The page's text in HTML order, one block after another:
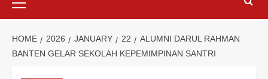
Menu
HOME 2026 JANUARY 22
ALUMNI DARUL RAHMAN
BANTEN GELAR SEKOLAH KEPEMIMPINAN SANTRI